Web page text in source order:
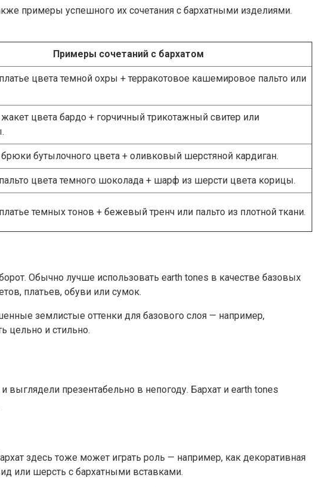
примеры успешного их сочетания с бархатными изделиями.
Примеры сочетаний с бархатом
цвета темной охры + терракотовое кашемировое пальто или
цвета бардо + горчичный трикотажный свитер или
бутылочного цвета + оливковый шерстяной кардиган.
цвета темного шоколада + шарф из шерсти цвета корицы.
темных тонов + бежевый тренч или пальто из плотной ткани.
Обычно лучше использовать earth tones в качестве базовых
платьев, обуви или сумок.
землистые оттенки для базового слоя — например,
цельно и стильно.
презентабельно в непогоду. Бархат и earth tones
здесь тоже может играть роль — например, как декоративная
или шерсть с бархатными вставками.